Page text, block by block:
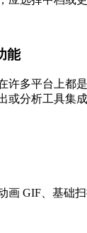
能
许多平台上都
或分析工具集
画 GIF、基础扫